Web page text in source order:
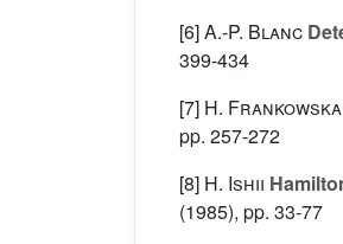
[6]A.-P. Blanc
399-434
[7] H. Frankowska
pp. 257-272
[8] H. Ishii
(1985), pp. 33-77